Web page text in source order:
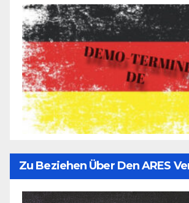
Zu Beziehen Über Den ARES